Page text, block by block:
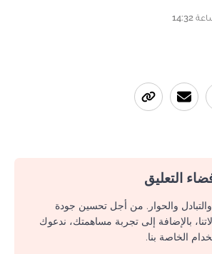
التعليق
والحوار. من أجل تحسين جودة
بالإضافة إلى تجربة مساهمتك، ندعوك
الخاصة بنا.